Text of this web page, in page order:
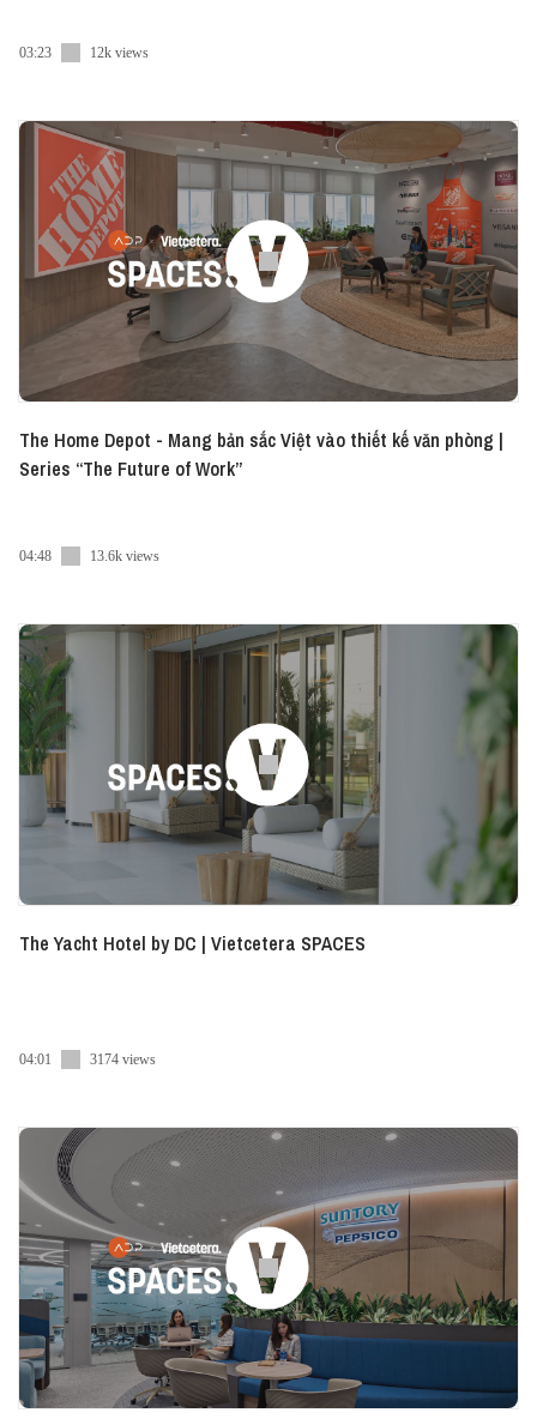
03:23 12k views
The Home Depot - Mang bản sắc Việt vào thiết kế văn phòng |
Series “The Future of Work”
04:48 13.6k views
The Yacht Hotel by DC | Vietcetera SPACES
04:01 3174 views